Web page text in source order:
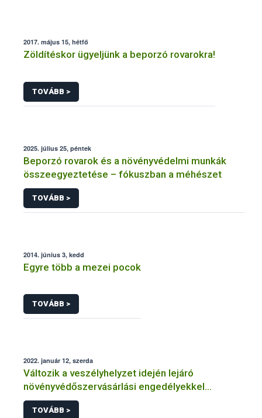
2017. május 15, hétfő
Zöldítéskor ügyeljünk a beporzó rovarokra!
TOVÁBB >
2025. július 25, péntek
Beporzó rovarok és a növényvédelmi munkák
összeegyeztetése – fókuszban a méhészet
TOVÁBB >
2014. június 3, kedd
Egyre több a mezei pocok
TOVÁBB >
2022. január 12, szerda
Változik a veszélyhelyzet idején lejáró
növényvédőszervásárlási engedélyekkel
kapcsolatos szabályozás
TOVÁBB >